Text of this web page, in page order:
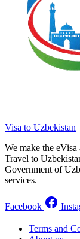
Visa to Uzbekistan
We make the eVisa
Travel to
Government of
services.
Facebook
Terms and